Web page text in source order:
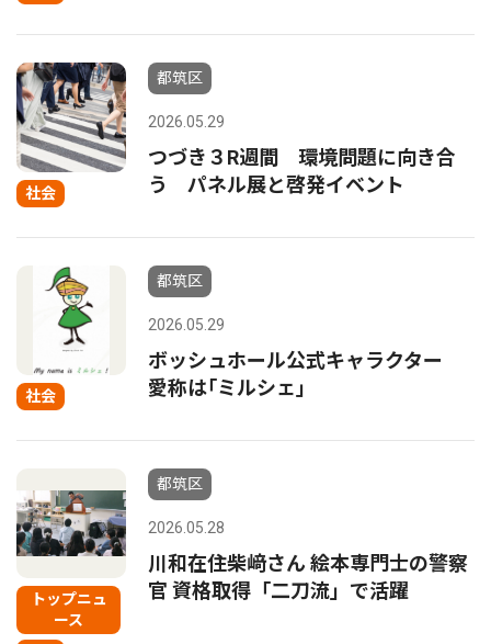
社会
都筑区
2026.05.29
つづき３R週間 環境問題に向き合
う パネル展と啓発イベント
社会
都筑区
2026.05.29
ボッシュホール公式キャラクター
愛称は｢ミルシェ｣
トップニュ
ース
都筑区
2026.05.28
川和在住柴﨑さん 絵本専門士の警察
官 資格取得「二刀流」で活躍